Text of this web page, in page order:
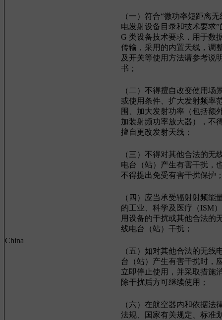
China
（一）符合“微功率短距离无
电发射设备目录和技术要求”
G 类设备技术要求，用于数
传输，采用的内置天线，调
及开关等使用方法请参考说
书；
（二）不得擅自改变使用场
或使用条件、扩大发射频率
围、加大发射功率（包括额
加装射频功率放大器），不
擅自更改发射天线；
（三）不得对其他合法的无
电台（站）产生有害干扰，
不得提出免受有害干扰保护
（四）应当承受辐射射频能
的工业、科学及医疗（ISM
用设备的干扰或其他合法的
线电台（站）干扰；
（五）如对其他合法的无线
台（站）产生有害干扰时，
立即停止使用，并采取措施
除干扰后方可继续使用；
（六）在航空器内和依据法
法规、国家有关规定、标准